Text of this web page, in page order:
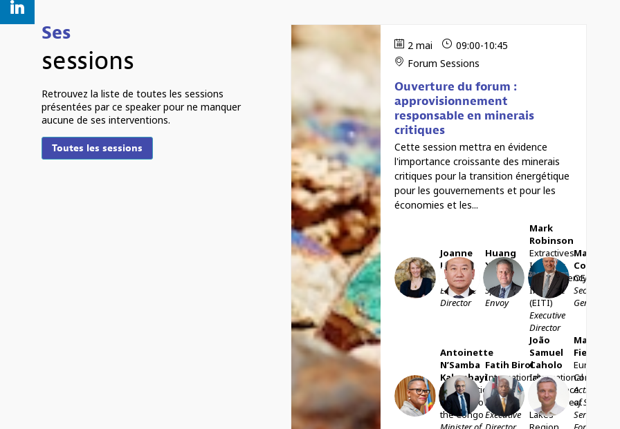
Ses
sessions
Retrouvez la liste de toutes les sessions
présentées par ce speaker pour ne manquer
aucune de ses interventions.
Toutes les sessions
2 mai 09:00-10:45
Forum Sessions
Ouverture du forum :
approvisionnement
responsable en minerais
critiques
Cette session mettra en évidence
l'importance croissante des minerais
critiques pour la transition énergétique
pour les gouvernements et pour les
économies et les...
JL
Joanne
Lebert
IMPACT
Executive
Director
HX
Huang
Xia
UN
Special
Envoy
MR
Mark
Robinson
Extractives
Industry
Transparency
Initiative
(EITI)
Executive
Director
MC
Mathias
Cormann
OECD
Secretary-
General
ANK
Antoinette
N’Samba
Kalambayi
Democratic
Republic of
the Congo
FB
Fatih Birol
International
Energy
Agency
Executive
JSC
João
Samuel
Caholo
International
Conference
on the Great
Lakes
MF
Marc
Fiedrich
European
Commission
Acting Head
of Service,
Service for